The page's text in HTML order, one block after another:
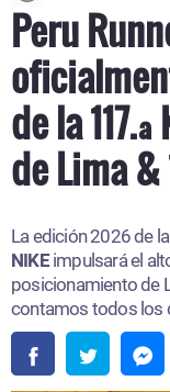
Peru
de la
de Lima &
La edición 2026 de la
NIKEimpulsará el
posicionamiento de
contamos todos los